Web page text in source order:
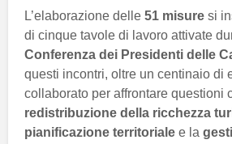
L’elaborazione delle 51 misure si
di cinque tavole di lavoro attivate
Conferenza dei Presidenti delle
questi incontri, oltre un centinaio di
collaborato per affrontare questioni
redistribuzione della ricchezza
pianificazione territoriale e la